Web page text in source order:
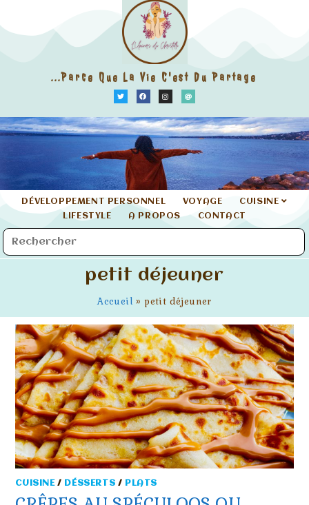
...parce Que La Vie C'est Du Partage
DÉVELOPPEMENT PERSONNEL VOYAGE
CUISINE
LIFESTYLE
A PROPOS CONTACT
petit déjeuner
Accueil »petit déjeuner
CUISINE/ DÉSSERTS / PLATS